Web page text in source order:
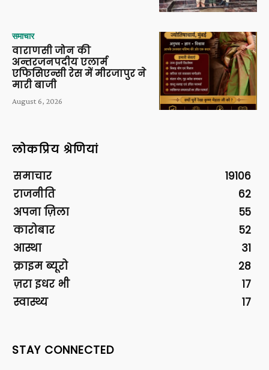
समाचार
वाराणसी जोन की
अन्तरजनपदीय एलार्म
एफिसिएन्सी रेस में मीरजापुर ने
मारी बाजी
August 6, 2026
लोकप्रिय श्रेणियां
समाचार
19106
राजनीति
62
अपना ज़िला
55
कारोबार
52
आस्था
31
क्राइम ब्यूरो
28
ज़रा इधर भी
17
स्वास्थ्य
17
STAY CONNECTED